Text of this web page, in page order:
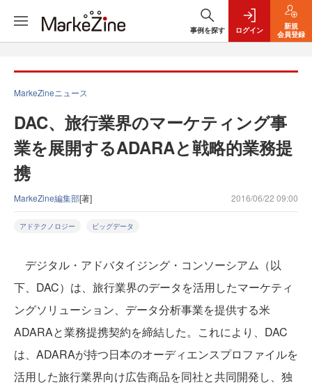
事例を探す ログイン
新規
会員登録
MarkeZineニュース
DAC、旅行業界のマーケティング事
業を展開するADARAと戦略的業務提
携
MarkeZine編集部[著] 2016/06/22 09:00
アドテクノロジー ビッグデータ
デジタル・アドバタイジング・コンソーシアム（以
下、DAC）は、旅行業界のデータを活用したマーケティ
ングソリューション、データ分析事業を提供する米
ADARAと業務提携契約を締結した。これにより、DAC
は、ADARAが持つ日本のオーディエンスプロファイルを
活用した旅行業界向け広告商品を同社と共同開発し、独